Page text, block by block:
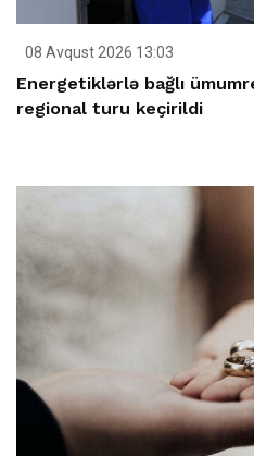
08 Avqust 2026 13:03
Energetiklərlə bağlı
regional turu keçirildi